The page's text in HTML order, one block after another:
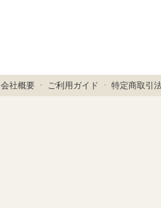
会社概要ㆍ ご利用ガイド ㆍ 特定商取引